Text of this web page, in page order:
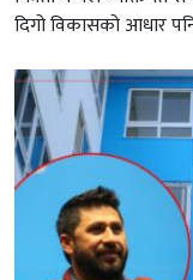
दिगो विकासको आधार